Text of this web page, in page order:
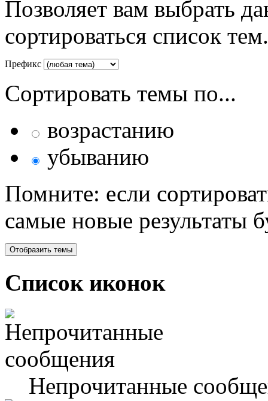
Позволяет вам выбрать
сортироваться список тем.
Префикс
Сортировать темы по...
возрастанию
убыванию
Помните: если
самые новые результаты
Список иконок
Непрочитанные